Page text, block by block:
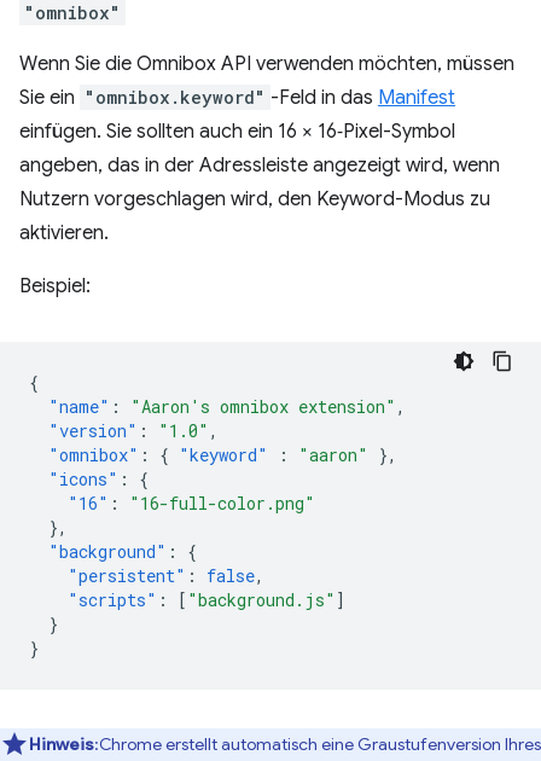
"omnibox"
Wenn Sie die Omnibox API verwenden möchten, müssen
Sie ein "omnibox.keyword" -Feld in das Manifest
einfügen. Sie sollten auch ein 16 × 16‑Pixel-Symbol
angeben, das in der Adressleiste angezeigt wird, wenn
Nutzern vorgeschlagen wird, den Keyword-Modus zu
aktivieren.
Beispiel:
{
"name" : "Aaron's omnibox extension" ,
"version" : "1.0" ,
"omnibox" : { "keyword" : "aaron"
},
"icons" :
{
"16" :
"16-full-color.png"
},
"background" :
{
"persistent" : false,
"scripts" : [ "background.js" ]
}
}
Hinweis:Chrome erstellt automatisch eine Graustufenversion Ihres